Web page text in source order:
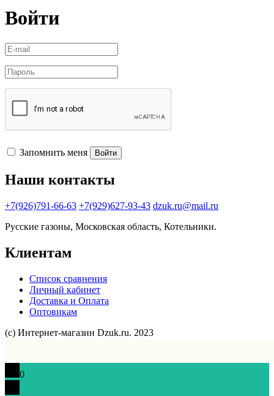
Войти
Запомнить меня Войти
Наши контакты
+7(926)791-66-63 +7(929)627-93-43 dzuk.ru@mail.ru
Русские газоны, Московская область, Котельники.
Клиентам
Список сравнения
Личный кабинет
Доставка и Оплата
Оптовикам
(с) Интернет-магазин Dzuk.ru. 2023
0